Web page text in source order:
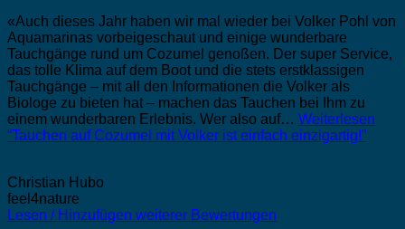
«Auch dieses Jahr haben wir mal wieder bei Volker Pohl von
Aquamarinas vorbeigeschaut und einige wunderbare
Tauchgänge rund um Cozumel genoßen. Der super Service,
das tolle Klima auf dem Boot und die stets erstklassigen
Tauchgänge – mit all den Informationen die Volker als
Biologe zu bieten hat – machen das Tauchen bei Ihm zu
einem wunderbaren Erlebnis. Wer also auf… Weiterlesen
“Tauchen auf Cozumel mit Volker ist einfach einzigartig!”
Christian Hubo
feel4nature
Lesen / Hinzufügen weiterer Bewertungen